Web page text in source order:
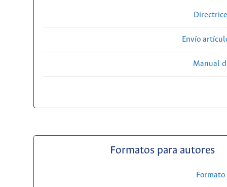
Envío
Manual
Formatos para autores